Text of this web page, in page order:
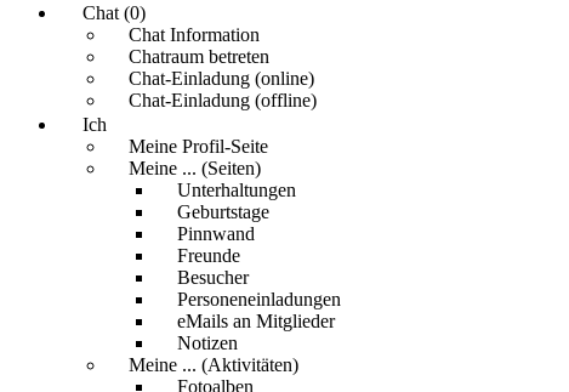
Chat (0)
Chat Information
Chatraum betreten
Chat-Einladung (online)
Chat-Einladung (offline)
Ich
Meine Profil-Seite
Meine ... (Seiten)
Unterhaltungen
Geburtstage
Pinnwand
Freunde
Besucher
Personeneinladungen
eMails an Mitglieder
Notizen
Meine ... (Aktivitäten)
Fotoalben